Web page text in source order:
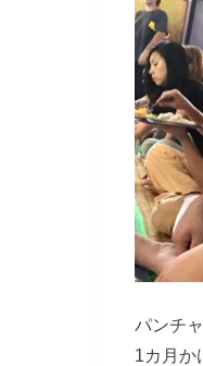
パンチ
1カ月か